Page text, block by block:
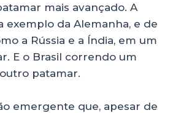
mais avançado. A
exemplo da Alemanha, e de
a Rússia e a Índia, em um
E o Brasil correndo um
patamar.
emergente que, apesar de